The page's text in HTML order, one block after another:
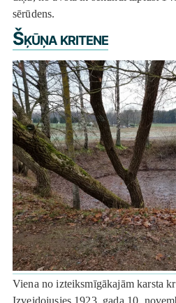
sērūdens.
Šķūņa kritene
Viena no izteiksmīgākajām karsta
Izveidojusies 1923. gada 10.